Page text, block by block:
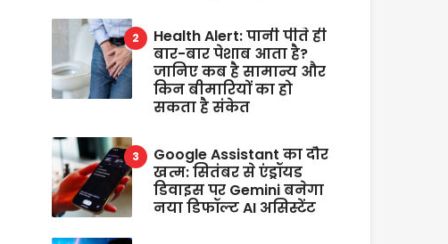
Health Alert: पानी पीते ही
बार-बार पेशाब आता है?
जानिए कब है सामान्य और
किन बीमारियों का हो
सकता है संकेत
Google Assistant का दौर
खत्म: सितंबर से एंड्रॉयड
डिवाइस पर Gemini बनेगा
नया डिफॉल्ट AI असिस्टेंट